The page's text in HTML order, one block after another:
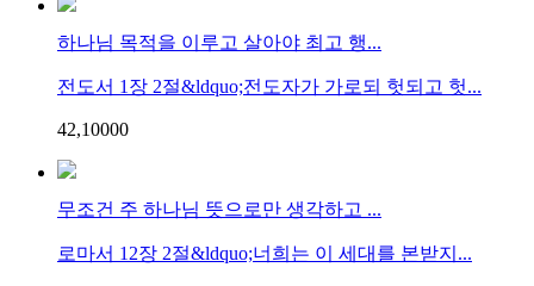
하나님 목적을 이루고 살아야 최고 행...
전도서 1장 2절&ldquo;전도자가 가로되 헛되고 헛...
42,10000
무조건 주 하나님 뜻으로만 생각하고 ...
로마서 12장 2절&ldquo;너희는 이 세대를 본받지...